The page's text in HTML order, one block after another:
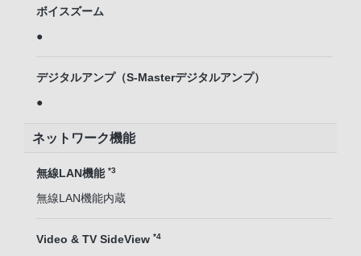
ボイスズーム
●
デジタルアンプ（S-Masterデジタルアンプ）
●
ネットワーク機能
無線LAN機能 *3
無線LAN機能内蔵
Video & TV SideView *4